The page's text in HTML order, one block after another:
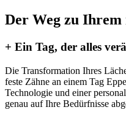
Der Weg zu Ihrem
+ Ein Tag, der alles
Die Transformation Ihres
feste Zähne an einem Tag
Technologie und einer
genau auf Ihre Bedürfnisse